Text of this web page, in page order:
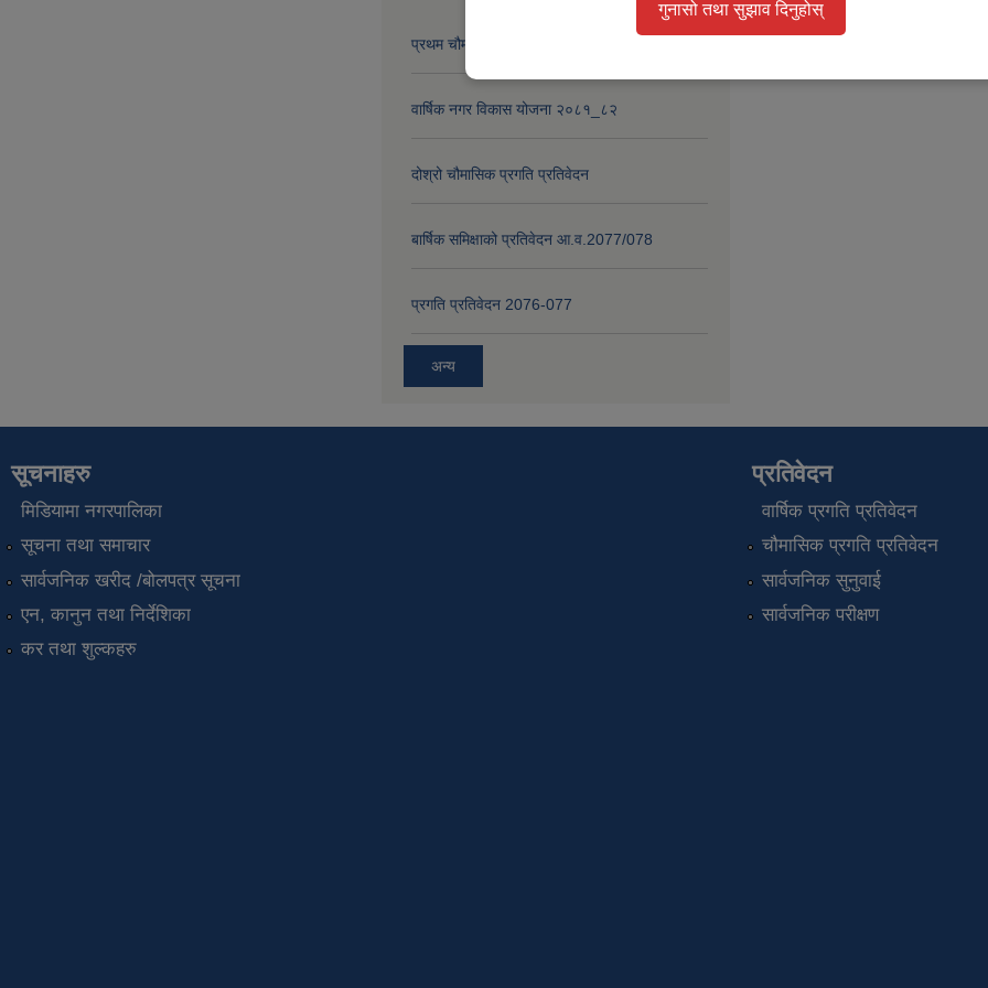
प्रथम चौमासिक प्रगति प्रतिवेदन २०८०-८१
वार्षिक नगर विकास योजना २०८१_८२
दोश्रो चौमासिक प्रगति प्रतिवेदन
बार्षिक समिक्षाको प्रतिवेदन आ.व.2077/078
प्रगति प्रतिवेदन 2076-077
अन्य
सूचनाहरु
मिडियामा नगरपालिका
सूचना तथा समाचार
सार्वजनिक खरीद /बोलपत्र सूचना
एन, कानुन तथा निर्देशिका
कर तथा शुल्कहरु
प्रतिवेदन
वार्षिक प्रगति प्रतिवेदन
चौमासिक प्रगति प्रतिवेदन
सार्वजनिक सुनुवाई
सार्वजनिक परीक्षण
गुनासो तथा सुझाव दिनुहोस्